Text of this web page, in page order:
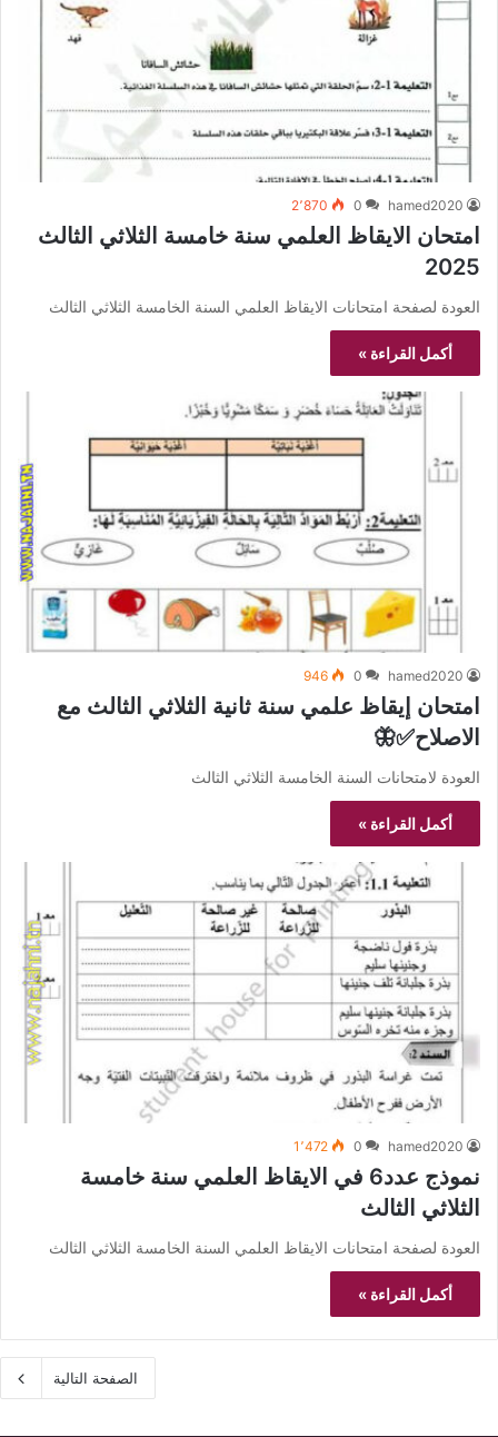
hamed2020
0 2٬870
امتحان الايقاظ العلمي سنة خامسة الثلاثي الثالث
2025
العودة لصفحة امتحانات الايقاظ العلمي السنة الخامسة الثلاثي الثالث
أكمل القراءة »
hamed2020
0
946
امتحان إيقاظ علمي سنة ثانية الثلاثي الثالث مع
الاصلاح✅🦋
العودة لامتحانات السنة الخامسة الثلاثي الثالث
أكمل القراءة »
hamed2020
0 1٬472
نموذج عدد6 في الايقاظ العلمي سنة خامسة
الثلاثي الثالث
العودة لصفحة امتحانات الايقاظ العلمي السنة الخامسة الثلاثي الثالث
أكمل القراءة »
الصفحة التالية